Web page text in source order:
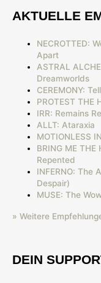
AKTUELLE
NECROTTED:
Apart
ASTRAL
Dreamworlds
CEREMONY:
PROTEST THE
IRR: Remains
ALLT: Ataraxia
MOTIONLESS
BRING ME THE
Repented
INFERNO: The
Despair)
MUSE: The
» Weitere
DEIN